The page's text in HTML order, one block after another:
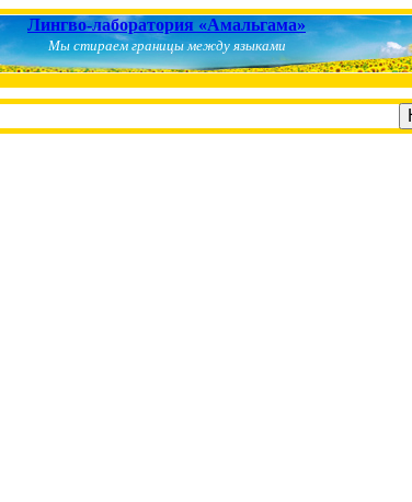
Лингво-лаборатория «Амальгама»
Мы стираем границы между языками